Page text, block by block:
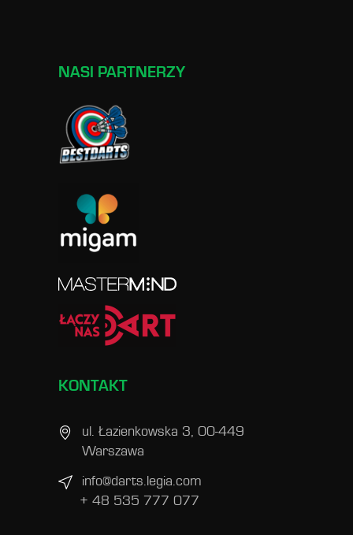
NASI PARTNERZY
KONTAKT
ul. Łazienkowska 3, 00-449
Warszawa
info@darts.legia.com
+ 48 535 777 077